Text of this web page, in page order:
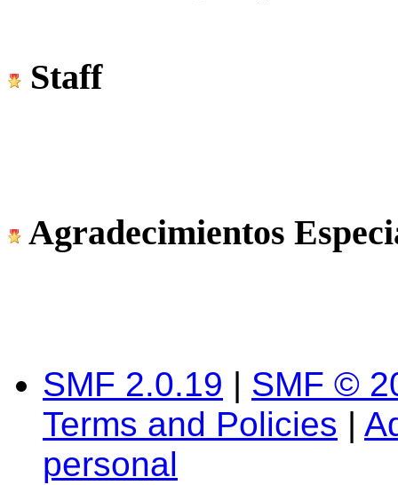
Staff
Agradecimientos
SMF 2.0.19 | SMF ©
Terms and Policies |
personal